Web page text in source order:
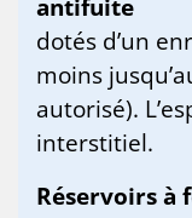
antifuite
dotés d’un
moins
autorisé).
interstitiel.
Réservoirs à